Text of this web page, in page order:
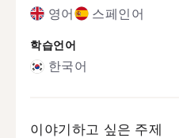
영어 스페인어
학습언어
한국어
이야기하고 싶은 주제